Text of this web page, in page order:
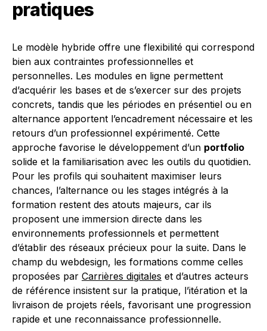
pratiques
Le modèle hybride offre une flexibilité qui correspond
bien aux contraintes professionnelles et
personnelles. Les modules en ligne permettent
d’acquérir les bases et de s’exercer sur des projets
concrets, tandis que les périodes en présentiel ou en
alternance apportent l’encadrement nécessaire et les
retours d’un professionnel expérimenté. Cette
approche favorise le développement d’un portfolio
solide et la familiarisation avec les outils du quotidien.
Pour les profils qui souhaitent maximiser leurs
chances, l’alternance ou les stages intégrés à la
formation restent des atouts majeurs, car ils
proposent une immersion directe dans les
environnements professionnels et permettent
d’établir des réseaux précieux pour la suite. Dans le
champ du webdesign, les formations comme celles
proposées par Carrières digitales et d’autres acteurs
de référence insistent sur la pratique, l’itération et la
livraison de projets réels, favorisant une progression
rapide et une reconnaissance professionnelle.